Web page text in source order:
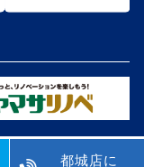
都城店に